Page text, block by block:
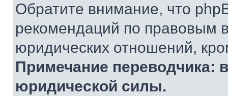
Обратите внимание, что
рекомендаций по правовым
юридических отношений,
Примечание переводчика:
юридической силы.